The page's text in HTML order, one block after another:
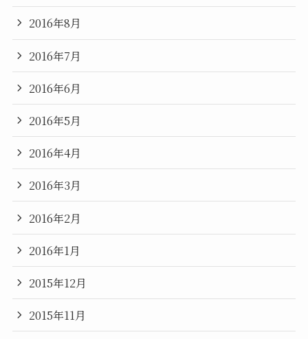
2016年8月
2016年7月
2016年6月
2016年5月
2016年4月
2016年3月
2016年2月
2016年1月
2015年12月
2015年11月